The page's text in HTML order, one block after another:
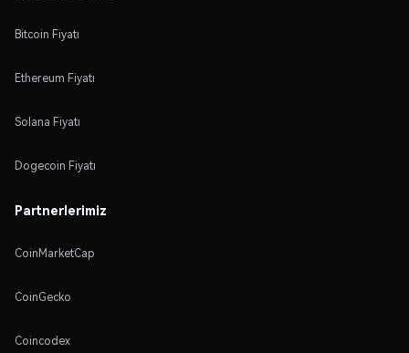
Bitcoin Fiyatı
Ethereum Fiyatı
Solana Fiyatı
Dogecoin Fiyatı
Partnerlerimiz
CoinMarketCap
CoinGecko
Coincodex